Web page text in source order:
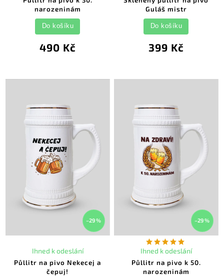
narozeninám
490 Kč
Do košíku
Guláš mistr
399 Kč
Do košíku
–29 %
Půllitr na pivo Nekecej a
čepuj!
Ihned k odeslání
–29 %
Půllitr na pivo k 50.
narozeninám
Ihned k odeslání